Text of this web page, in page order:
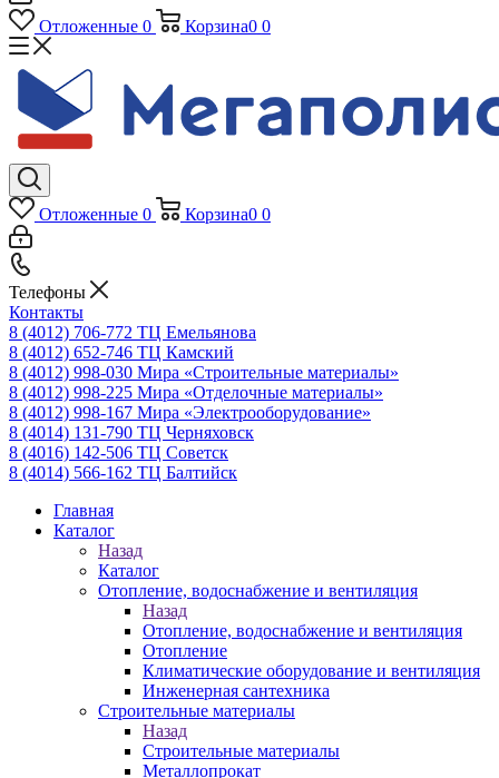
Отложенные 0 Корзина0 0
Отложенные 0 Корзина0 0
Телефоны
Контакты
8 (4012) 706-772 ТЦ Емельянова
8 (4012) 652-746 ТЦ Камский
8 (4012) 998-030 Мира «Строительные материалы»
8 (4012) 998-225 Мира «Отделочные материалы»
8 (4012) 998-167 Мира «Электрооборудование»
8 (4014) 131-790 ТЦ Черняховск
8 (4016) 142-506 ТЦ Советск
8 (4014) 566-162 ТЦ Балтийск
Главная
Каталог
Назад
Каталог
Отопление, водоснабжение и вентиляция
Назад
Отопление, водоснабжение и вентиляция
Отопление
Климатические оборудование и вентиляция
Инженерная сантехника
Строительные материалы
Назад
Строительные материалы
Металлопрокат